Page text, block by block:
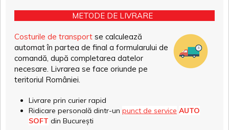
METODE DE LIVRARE
Costurile de transport se calculează
automat în partea de final a formularului de
comandă, după completarea datelor
necesare. Livrarea se face oriunde pe
teritoriul României.
Livrare prin curier rapid
Ridicare personală dintr-un punct de service AUTO
SOFT din București